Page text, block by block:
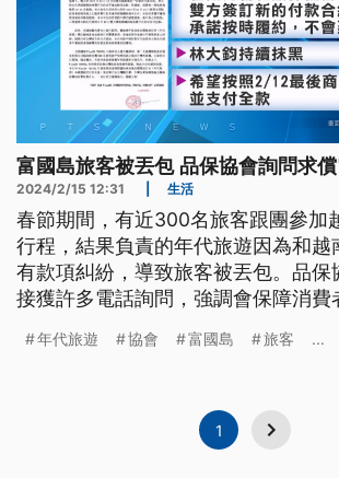
富國島旅客被丟包 品保協會詢問求
2024/2/15 12:31 生活
春節期間，有近300名旅客跟團參加
行程，結果負責的年代旅遊因為和越
有款項糾紛，導致旅客被丟包。品保
接獲許多電話詢問，強調會保障消費
罰，最重可停業3個月。
年代旅遊 協會 富國島 旅客 ...
1